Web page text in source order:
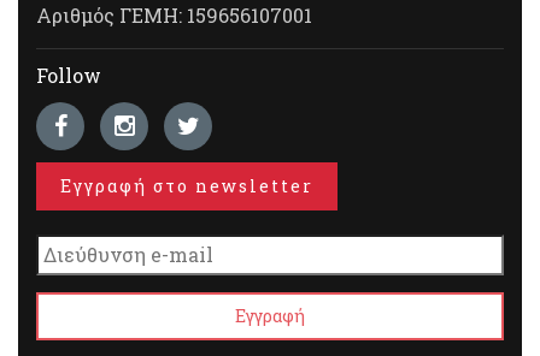
Αριθμός ΓΕΜΗ: 159656107001
Follow
Εγγραφή στο newsletter